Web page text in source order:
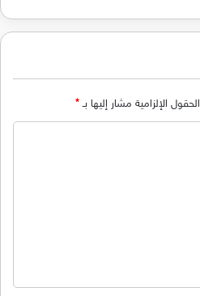
الحقول الإلزامية مشار إليها بـ*